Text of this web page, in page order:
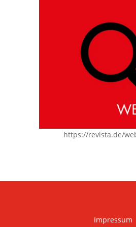
https://revista.de/
Impressum